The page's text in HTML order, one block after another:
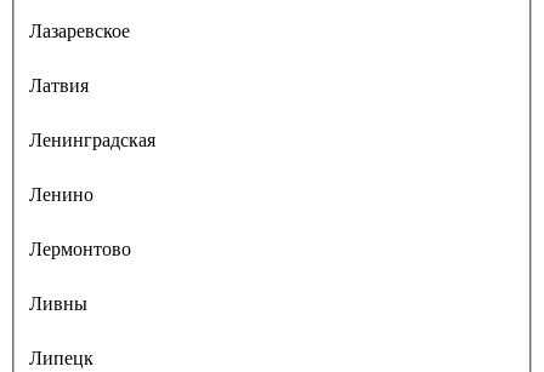
Лазаревское
Латвия
Ленинградская
Ленино
Лермонтово
Ливны
Липецк